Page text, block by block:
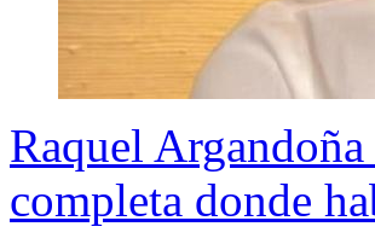
Raquel
completa donde